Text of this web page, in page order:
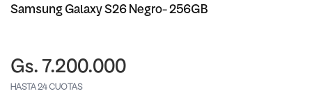
Samsung Galaxy S26 Negro- 256GB
Gs. 7.200.000
HASTA 24 CUOTAS